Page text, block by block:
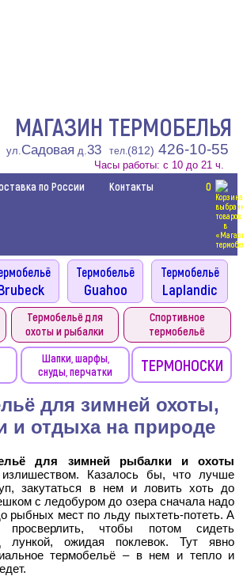
МАГАЗИН ТЕРМОБЕЛЬЯ
тел. (812) 426-10-55
ул.Садовая д.33
Часы работы: с 10 до 21 ч.
по России Контакты 0
Термобельё для
охоты и рыбалки
Спортивное
термобельё
Шапки, шарфы,
снуды, перчатки
ТЕРМОНОСКИ
для зимней охоты,
и отдыха на природе
для зимней рыбалки и охоты
излишеством. Казалось бы, что лучше
закутаться в нем и ловить хоть до
с ледобуром до озера сначала надо
рыбных мест по льду пыхтеть-потеть. А
просверлить, чтобы потом сидеть
лункой, ожидая поклевок. Тут явно
термобельё – в нем и тепло и
Термобельё
Guahoo
Термобельё
Laplandic